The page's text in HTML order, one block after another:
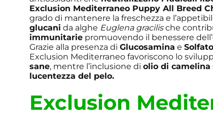
Exclusion Mediterraneo Puppy All Breed
grado di mantenere la freschezza e
glucani da alghe Euglena gracilische
immunitarie promuovendo il benessere
Grazie alla presenza diGlucosamina e
Exclusion Mediterraneo favoriscono lo
sane, mentre l’inclusione diolio di camelina
lucentezza del pelo.
Exclusion